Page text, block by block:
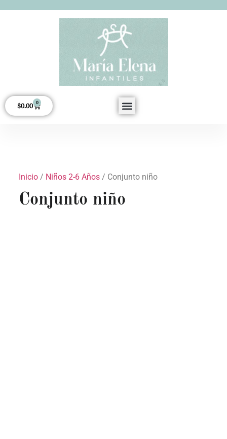
$0.00 0
Inicio/ Niños 2-6 Años/ Conjunto niño
Conjunto niño